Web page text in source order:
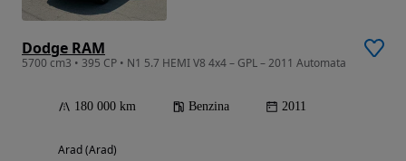
Dodge RAM
5700 cm3 • 395 CP • N1 5.7 HEMI V8 4x4 – GPL – 2011 Automata
180 000 km Benzina 2011
Arad (Arad)